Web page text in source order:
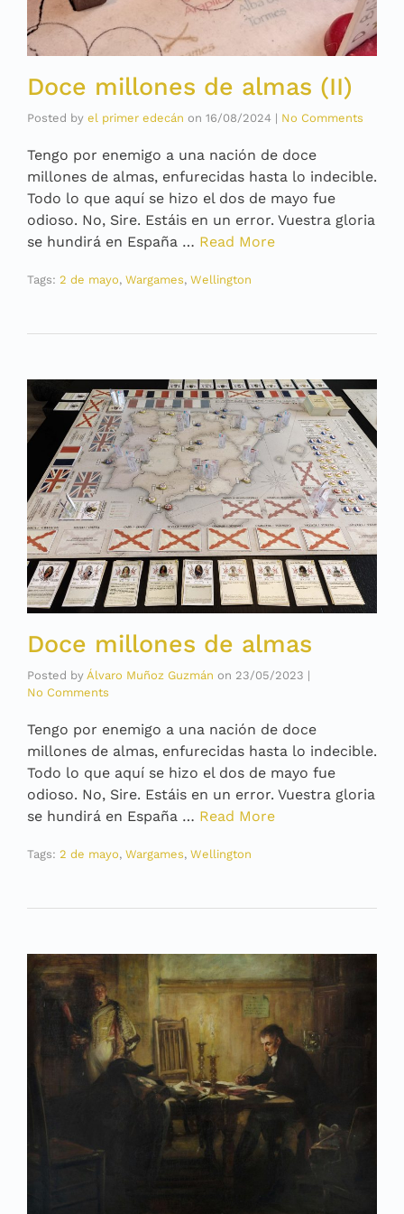
Doce millones de almas (II)
Posted by el primer edecán on 16/08/2024 | No Comments
Tengo por enemigo a una nación de doce
millones de almas, enfurecidas hasta lo indecible.
Todo lo que aquí se hizo el dos de mayo fue
odioso. No, Sire. Estáis en un error. Vuestra gloria
se hundirá en España … Read More
Tags: 2 de mayo, Wargames, Wellington
Doce millones de almas
Posted by Álvaro Muñoz Guzmán on 23/05/2023 |
No Comments
Tengo por enemigo a una nación de doce
millones de almas, enfurecidas hasta lo indecible.
Todo lo que aquí se hizo el dos de mayo fue
odioso. No, Sire. Estáis en un error. Vuestra gloria
se hundirá en España … Read More
Tags: 2 de mayo, Wargames, Wellington